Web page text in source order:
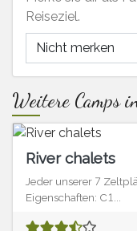
Reiseziel.
Nicht merken
Weitere Camps
River chalets
Jeder unserer 7
Eigenschaften: C1...